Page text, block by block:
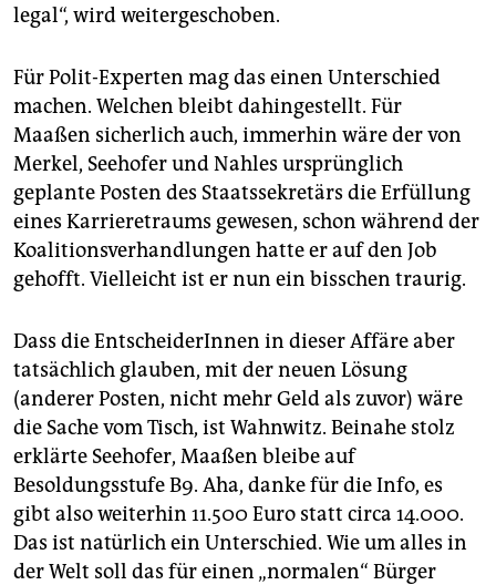
legal“, wird weitergeschoben.
Für Polit-Experten mag das einen Unterschied
machen. Welchen bleibt dahingestellt. Für
Maaßen sicherlich auch, immerhin wäre der von
Merkel, Seehofer und Nahles ursprünglich
geplante Posten des Staatssekretärs die Erfüllung
eines Karrieretraums gewesen, schon während der
Koalitionsverhandlungen hatte er auf den Job
gehofft. Vielleicht ist er nun ein bisschen traurig.
Dass die EntscheiderInnen in dieser Affäre aber
tatsächlich glauben, mit der neuen Lösung
(anderer Posten, nicht mehr Geld als zuvor) wäre
die Sache vom Tisch, ist Wahnwitz. Beinahe stolz
erklärte Seehofer, Maaßen bleibe auf
Besoldungsstufe B9. Aha, danke für die Info, es
gibt also weiterhin 11.500 Euro statt circa 14.000.
Das ist natürlich ein Unterschied. Wie um alles in
der Welt soll das für einen „normalen“ Bürger